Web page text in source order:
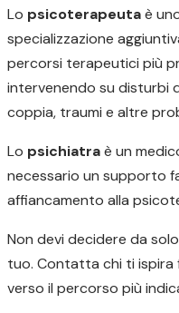
Lo psicoterapeutaè
specializzazione
percorsi terapeutici più
intervenendo su disturbi
coppia, traumi e altre
Lo psichiatraè un
necessario un supporto
affiancamento alla
Non devi decidere da
tuo. Contatta chi ti ispira
verso il percorso più